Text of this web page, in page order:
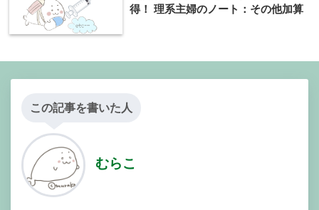
得！ 理系主婦のノート：その他加算
この記事を書いた人
むらこ